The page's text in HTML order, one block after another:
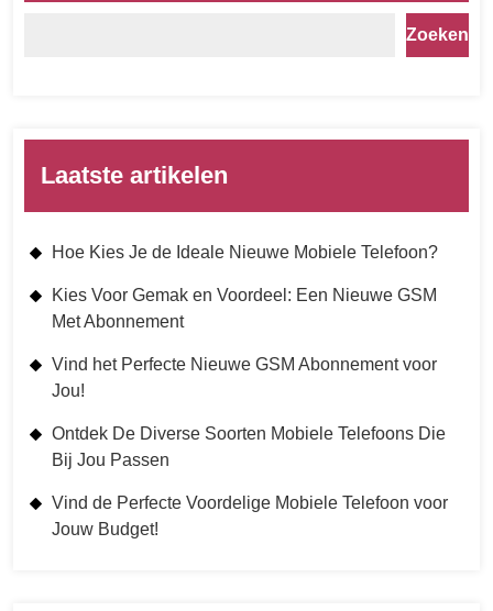
Zoeken
Laatste artikelen
Hoe Kies Je de Ideale Nieuwe Mobiele Telefoon?
Kies Voor Gemak en Voordeel: Een Nieuwe GSM
Met Abonnement
Vind het Perfecte Nieuwe GSM Abonnement voor
Jou!
Ontdek De Diverse Soorten Mobiele Telefoons Die
Bij Jou Passen
Vind de Perfecte Voordelige Mobiele Telefoon voor
Jouw Budget!